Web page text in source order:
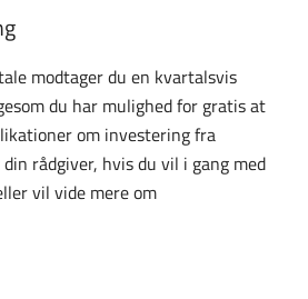
modtager du en kvartalsvis
du har mulighed for gratis at
om investering fra
rådgiver, hvis du vil i gang med
vil vide mere om